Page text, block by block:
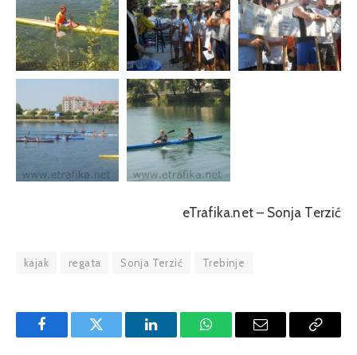
eTrafika.net – Sonja Terzić
kajak regata Sonja Terzić Trebinje
FacebookTwitter LinkedInWhatsAppEmail
Copy